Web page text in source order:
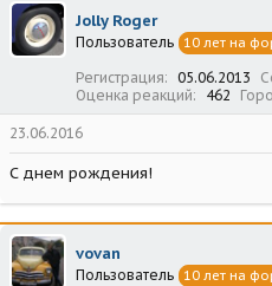
Jolly Roger
Пользователь 10 лет на
Регистрация 05.06.2013
Оценка реакций
462
23.06.2016
С днем рождения!
vovan
Пользователь 10 лет на